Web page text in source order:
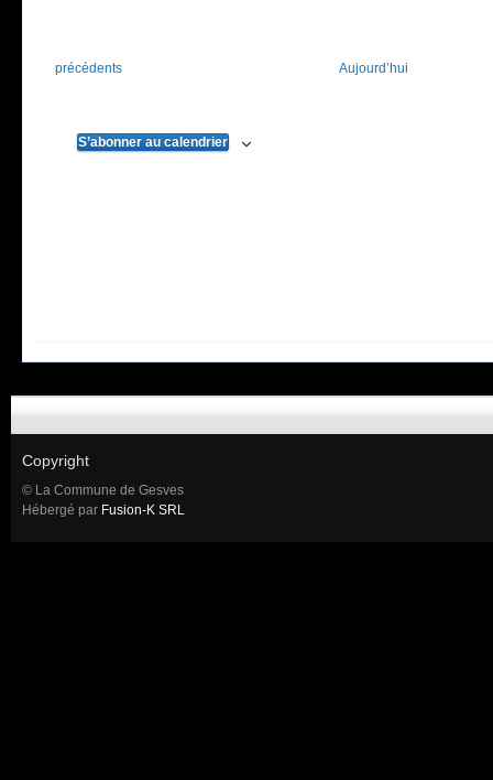
Évènements
précédents Aujourd’hui
S’abonner au calendrier
Copyright
© La Commune de Gesves
Hébergé par Fusion-K SRL